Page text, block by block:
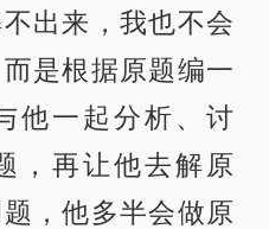
出来，我也不会
是根据原题编一
他一起分析、讨
，再让他去解原
，他多半会做原